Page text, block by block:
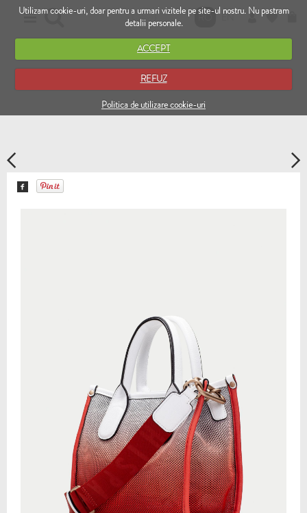
Utilizam cookie-uri, doar pentru a urmari vizitele pe site-ul nostru. Nu pastram
detalii personale.
ACCEPT
REFUZ
Politica de utilizare cookie-uri
RO EN